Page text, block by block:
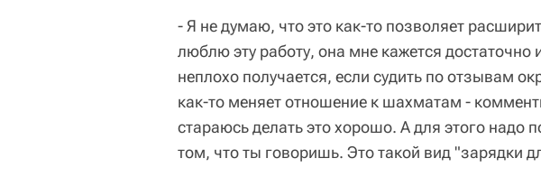
- Я не думаю, что это как-то позволяет
люблю эту работу, она мне кажется достаточно
неплохо получается, если судить по отзывам
как-то меняет отношение к шахматам -
стараюсь делать это хорошо. А для этого надо
том, что ты говоришь. Это такой вид "зарядки